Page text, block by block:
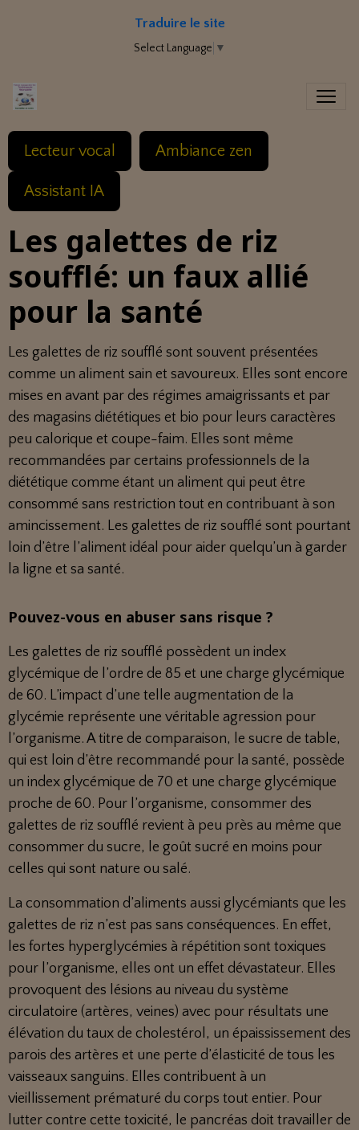
Traduire le site
Select Language ▼
Lecteur vocal Ambiance zen
Assistant IA
Les galettes de riz
soufflé: un faux allié
pour la santé
Les galettes de riz soufflé sont souvent présentées
comme un aliment sain et savoureux. Elles sont encore
mises en avant par des régimes amaigrissants et par
des magasins diététiques et bio pour leurs caractères
peu calorique et coupe-faim. Elles sont même
recommandées par certains professionnels de la
diététique comme étant un aliment qui peut être
consommé sans restriction tout en contribuant à son
amincissement. Les galettes de riz soufflé sont pourtant
loin d’être l’aliment idéal pour aider quelqu’un à garder
la ligne et sa santé.
Pouvez-vous en abuser sans risque ?
Les galettes de riz soufflé possèdent un index
glycémique de l’ordre de 85 et une charge glycémique
de 60. L’impact d’une telle augmentation de la
glycémie représente une véritable agression pour
l’organisme. A titre de comparaison, le sucre de table,
qui est loin d’être recommandé pour la santé, possède
un index glycémique de 70 et une charge glycémique
proche de 60. Pour l’organisme, consommer des
galettes de riz soufflé revient à peu près au même que
consommer du sucre, le goût sucré en moins pour
celles qui sont nature ou salé.
La consommation d’aliments aussi glycémiants que les
galettes de riz n’est pas sans conséquences. En effet,
les fortes hyperglycémies à répétition sont toxiques
pour l’organisme, elles ont un effet dévastateur. Elles
provoquent des lésions au niveau du système
circulatoire (artères, veines) avec pour résultats une
élévation du taux de cholestérol, un épaississement des
parois des artères et une perte d’élasticité de tous les
vaisseaux sanguins. Elles contribuent à un
vieillissement prématuré du corps tout entier. Pour
lutter contre cette toxicité, le pancréas doit travailler de